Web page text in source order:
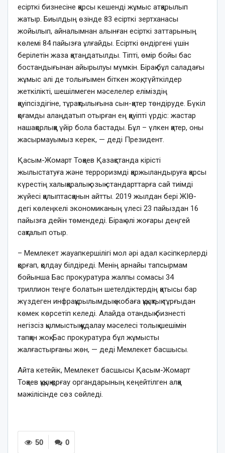
есірткі бизнесіне қарсы кешенді жұмыс атқарылып
жатыр. Биылдың өзінде 83 есірткі зертханасы
жойылып, айналымнан алынған есірткі заттарының
көлемі 84 пайызға ұлғайды. Есірткі өндіргені үшін
берілетін жаза қатаңдатылды. Тіпті, өмір бойы бас
бостандығынан айырылуы мүмкін. Бірақ бұл саладағы
жұмыс әлі де толығымен біткен жоқ, түйткілдер
жеткілікті, шешілмеген мәселелер еліміздің
қауіпсіздігіне, тұрақтылығына сын-қатер төндіруде. Бүкіл
қоғамды алаңдатып отырған ең қауіпті үрдіс: жастар
нашақорлыққа үйір бола бастады. Бұл – үлкен қатер, оны
жасырмауымыз керек, — деді Президент.
Қасым-Жомарт Тоқаев Қазақстанда кірісті
жылыстатуға және терроризмді қаржыландыруға қарсы
күрестің халықаралық озық стандарттарға сай тиімді
жүйесі қалыптасқанын айтты. 2019 жылдан бері ЖІӨ-
дегі көлеңкелі экономиканың үлесі 23 пайыздан 16
пайызға дейін төмендеді. Бірақ әлі жоғары деңгей
сақталып отыр.
– Мемлекет жауапкершілігі мол әрі адал кәсіпкерлерді
қорғап, қолдау білдіреді. Менің арнайы тапсырмам
бойынша Бас прокуратура жалпы сомасы 34
триллион теңге болатын шетелдіктердің қатысы бар
жүздеген инфрақұрылымдық жобаға құқықтық тұрғыдан
көмек көрсетіп келеді. Алайда отандық бизнесті
негізсіз қылмыстық қудалау мәселесі толық шешімін
тапқан жоқ. Бас прокуратура бұл жұмысты
жалғастырғаны жөн, — деді Мемлекет басшысы.
Айта кетейік, Мемлекет басшысы Қасым-Жомарт
Тоқаев құқық қорғау органдарының кеңейтілген алқа
мәжілісінде сөз сөйледі.
0
50